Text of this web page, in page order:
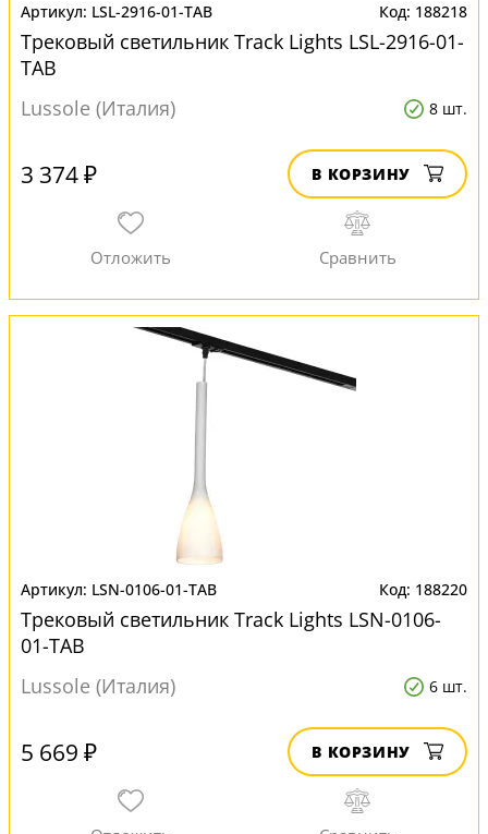
LSL-2916-01-TAB 188218
Трековый светильник Track Lights LSL-2916-01-
TAB
Lussole (Италия)
8 шт.
3 374 ₽ В КОРЗИНУ
LSN-0106-01-TAB 188220
Трековый светильник Track Lights LSN-0106-
01-TAB
Lussole (Италия)
6 шт.
5 669 ₽ В КОРЗИНУ